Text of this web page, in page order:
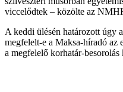
viccelődtek – közölte az
A keddi ülésén határozott úgy
megfelelt-e a Maksa-híradó az
a megfelelő korhatár-